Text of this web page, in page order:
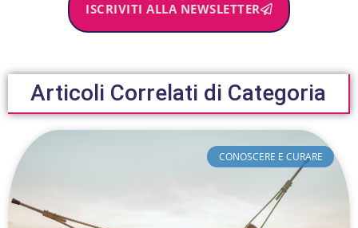
ISCRIVITI ALLA NEWSLETTER
Articoli Correlati di Categoria
CONOSCERE E CURARE